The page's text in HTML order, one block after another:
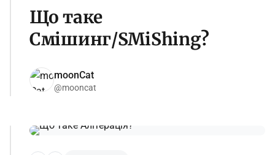
Що таке
Смішинг/SMiShing?
moonCat
@mooncat